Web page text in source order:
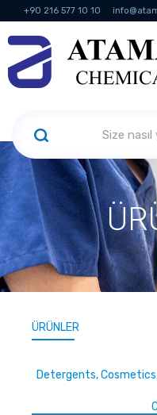
+90 216 577 10 10
KVKK Politikası
ÜRÜNLER
Detergents,